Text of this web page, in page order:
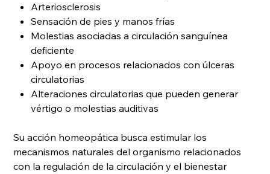
Arteriosclerosis
Sensación de pies y manos frías
Molestias asociadas a circulación sanguínea
deficiente
Apoyo en procesos relacionados con úlceras
circulatorias
Alteraciones circulatorias que pueden generar
vértigo o molestias auditivas
Su acción homeopática busca estimular los
mecanismos naturales del organismo relacionados
con la regulación de la circulación y el bienestar